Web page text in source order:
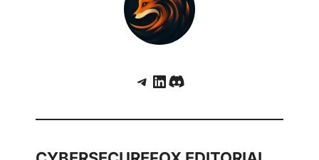
Telegram
LinkedIn
Discord